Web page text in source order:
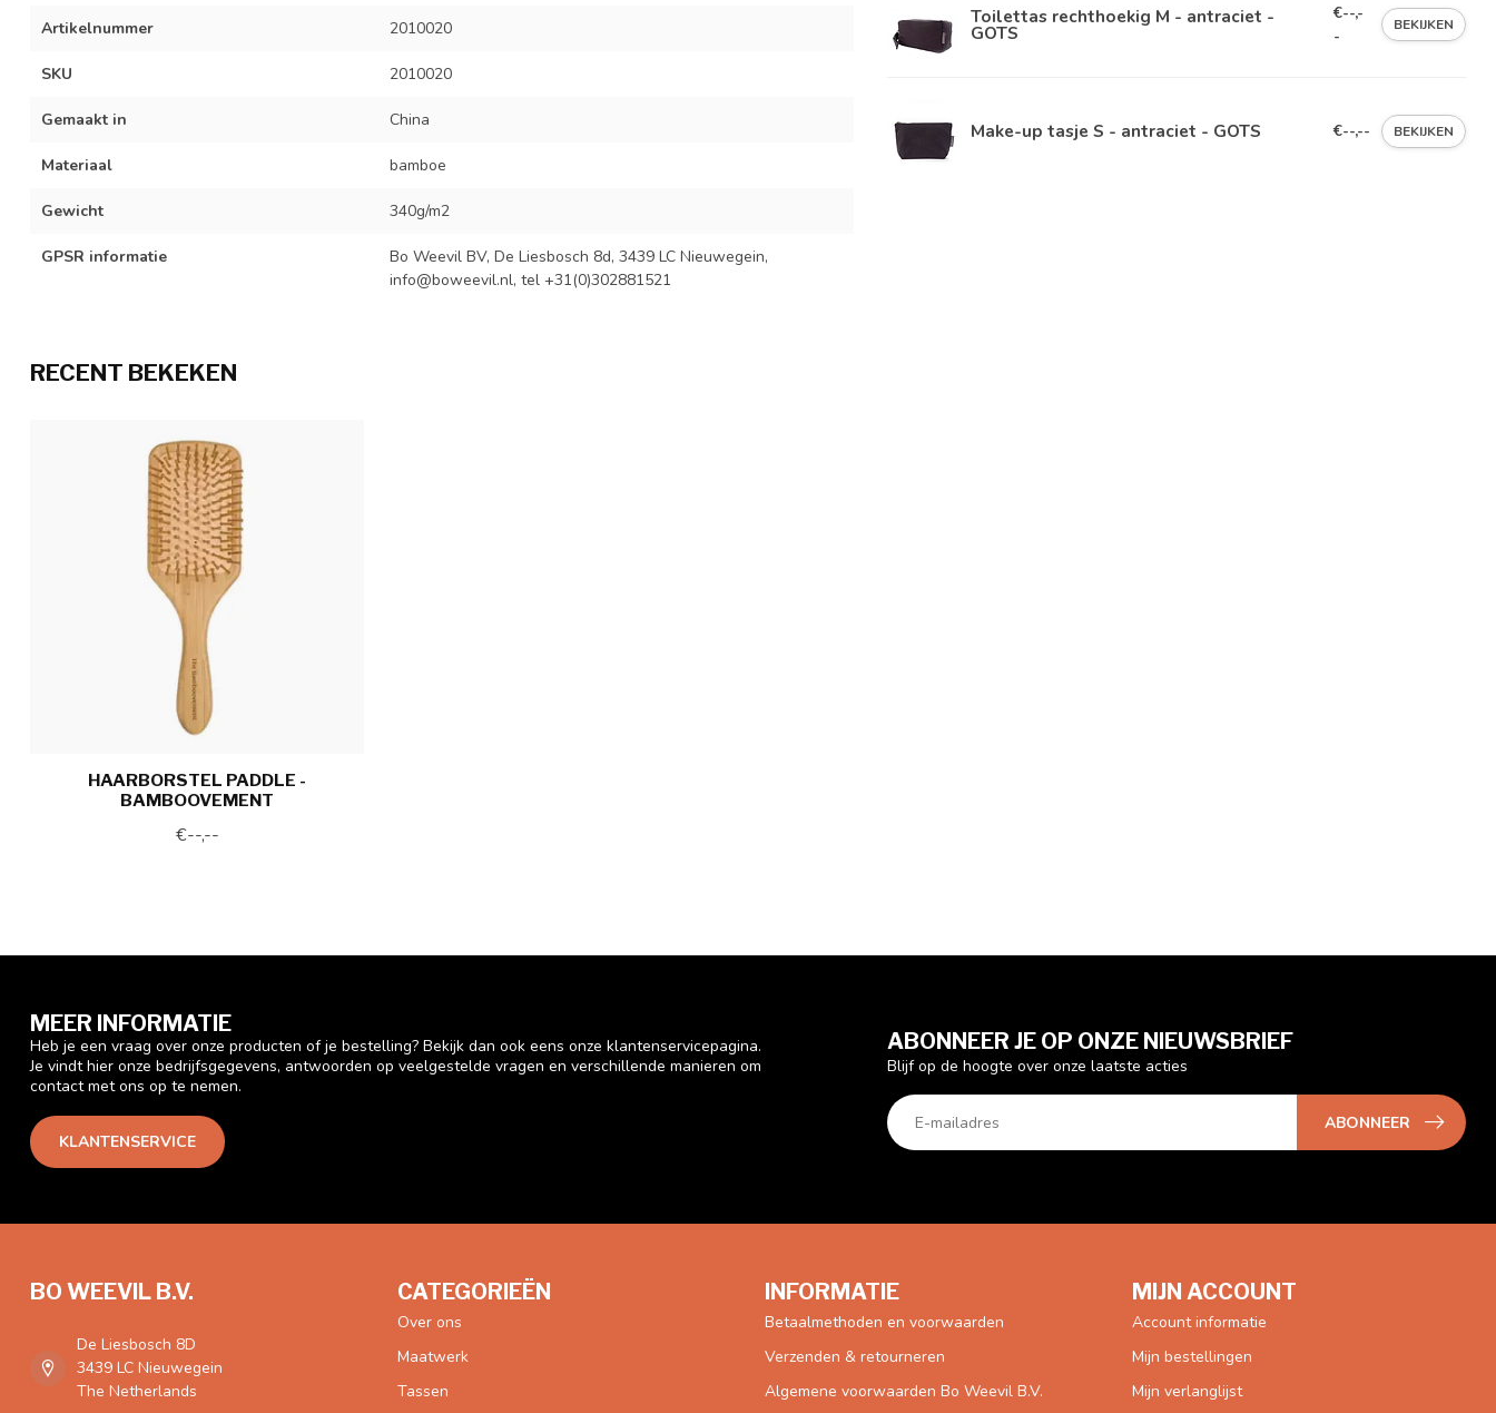
Artikelnummer 2010020
SKU 2010020
Gemaakt in China
Materiaal bamboe
Gewicht 340g/m2
GPSR informatie
Bo Weevil BV, De Liesbosch 8d, 3439 LC Nieuwegein,
info@boweevil.nl, tel +31(0)302881521
Toilettas rechthoekig M - antraciet -
GOTS
€--,-
-
BEKIJKEN
Make-up tasje S - antraciet - GOTS €--,-- BEKIJKEN
RECENT BEKEKEN
HAARBORSTEL PADDLE -
BAMBOOVEMENT
€--,--
MEER INFORMATIE
Heb je een vraag over onze producten of je bestelling? Bekijk dan ook eens onze klantenservicepagina.
Je vindt hier onze bedrijfsgegevens, antwoorden op veelgestelde vragen en verschillende manieren om
contact met ons op te nemen.
KLANTENSERVICE
ABONNEER JE OP ONZE NIEUWSBRIEF
Blijf op de hoogte over onze laatste acties
ABONNEER
BO WEEVIL B.V.
De Liesbosch 8D
3439 LC Nieuwegein
The Netherlands
CATEGORIEËN
Over ons
Maatwerk
Tassen
INFORMATIE
Betaalmethoden en voorwaarden
Verzenden & retourneren
Algemene voorwaarden Bo Weevil B.V.
MIJN ACCOUNT
Account informatie
Mijn bestellingen
Mijn verlanglijst